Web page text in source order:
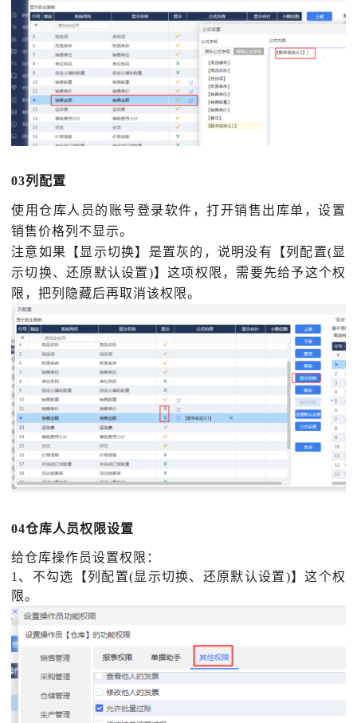
03列配置
使用仓库人员的账号登录软件，打开销售出库单，设置
销售价格列不显示。
注意如果【显示切换】是置灰的，说明没有【列配置(显
示切换、还原默认设置)】这项权限，需要先给予这个权
限，把列隐藏后再取消该权限。
04仓库人员权限设置
给仓库操作员设置权限：
1、不勾选【列配置(显示切换、还原默认设置)】这个权
限。